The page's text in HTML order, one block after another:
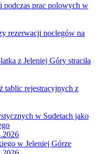
podczas prac polowych w
rezerwacji noclegów na
z Jeleniej Góry straciła
tablic rejestracyjnych z
w Sudetach jako
w Jeleniej Górze